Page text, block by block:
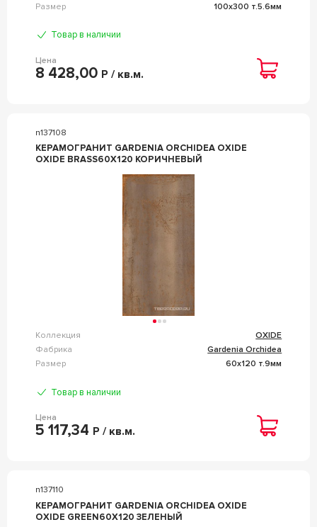
Размер
100x300 т.5.6мм
Товар в наличии
Цена
8 428,00 Р / кв.м.
n137108
КЕРАМОГРАНИТ GARDENIA ORCHIDEA OXIDE
OXIDE BRASS60X120 КОРИЧНЕВЫЙ
Коллекция
OXIDE
Фабрика
Gardenia Orchidea
Размер
60x120 т.9мм
Товар в наличии
Цена
5 117,34 Р / кв.м.
n137110
КЕРАМОГРАНИТ GARDENIA ORCHIDEA OXIDE
OXIDE GREEN60X120 ЗЕЛЕНЫЙ